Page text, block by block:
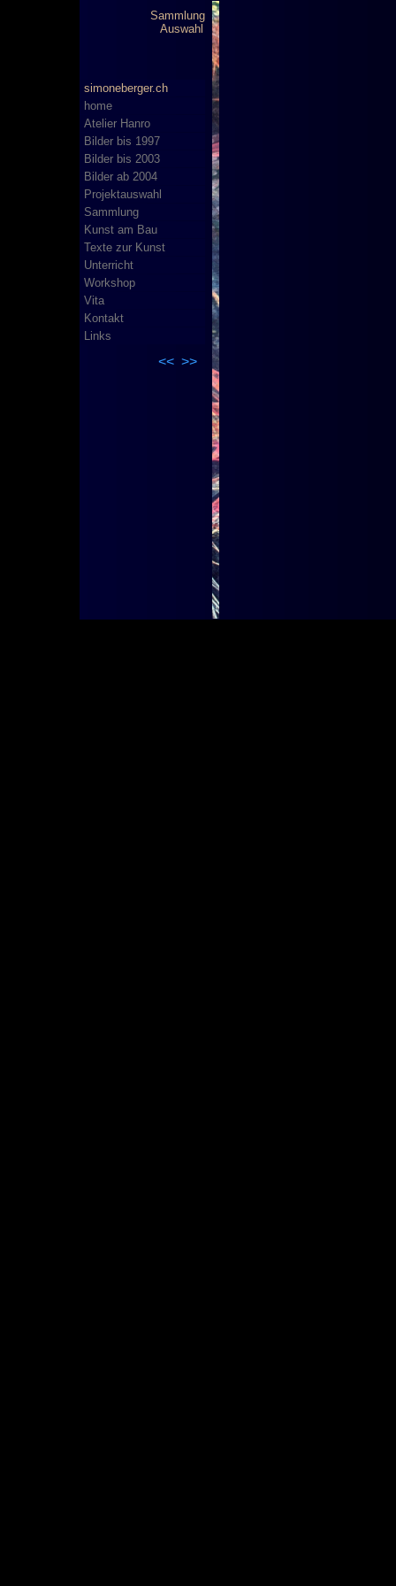
simoneberger.ch
home
Atelier Hanro
Bilder bis 1997
Bilder bis 2003
Bilder ab 2004
Projektauswahl
Sammlung
Kunst am Bau
Texte zur Kunst
Unterricht
Workshop
Vita
Kontakt
Links
<< >>
Sammlung
Auswahl